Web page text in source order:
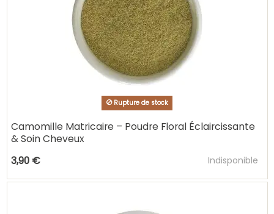
Rupture de stock
Camomille Matricaire – Poudre Floral Éclaircissante
& Soin Cheveux
3,90 €
Indisponible
Ajouter au